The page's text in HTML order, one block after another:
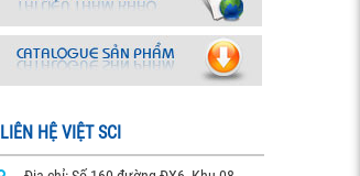
LIÊN HỆ VIỆT SCI